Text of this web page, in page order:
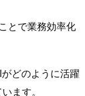
とで業務効率化
どのように活躍
ます。